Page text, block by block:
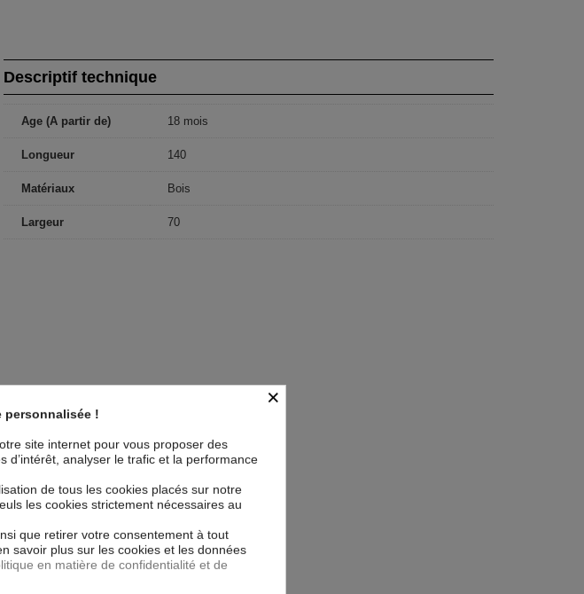
Descriptif technique
Age (A partir de) 18 mois
Longueur 140
Matériaux Bois
Largeur 70
×
personnalisée !
site internet pour vous proposer des
d’intérêt, analyser le trafic et la performance
de tous les cookies placés sur notre
les cookies strictement nécessaires au
que retirer votre consentement à tout
savoir plus sur les cookies et les données
en matière de confidentialité et de